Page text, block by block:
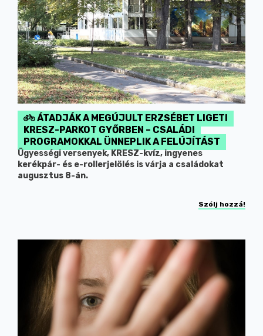
ÁTADJÁK A MEGÚJULT ERZSÉBET LIGETI
KRESZ-PARKOT GYŐRBEN – CSALÁDI
PROGRAMOKKAL ÜNNEPLIK A FELÚJÍTÁST
Ügyességi versenyek, KRESZ-kvíz, ingyenes
kerékpár- és e-rollerjelölés is várja a családokat
augusztus 8-án.
Szólj hozzá!